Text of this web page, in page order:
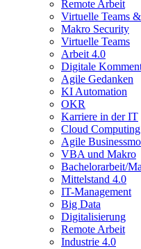
Remote Arbeit
Virtuelle Teams
Makro Security
Virtuelle Teams
Arbeit 4.0
Digitale
Agile Gedanken
KI Automation
OKR
Karriere in der IT
Cloud Computing
Agile
VBA und Makro
Bachelorarbeit/
Mittelstand 4.0
IT-Management
Big Data
Digitalisierung
Remote Arbeit
Industrie 4.0